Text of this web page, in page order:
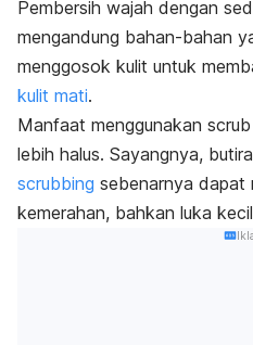
Pembersih wajah dengan
mengandung bahan-bahan
menggosok kulit untuk
kulit mati.
Manfaat menggunakan
lebih halus. Sayangnya,
scrubbing sebenarnya dapat
kemerahan, bahkan luka